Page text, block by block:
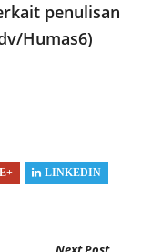
penulisan
Humas6)
LINKEDIN